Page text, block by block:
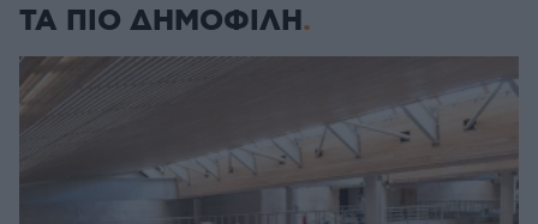
ΤΑ ΠΙΟ ΔΗΜΟΦΙΛΗ